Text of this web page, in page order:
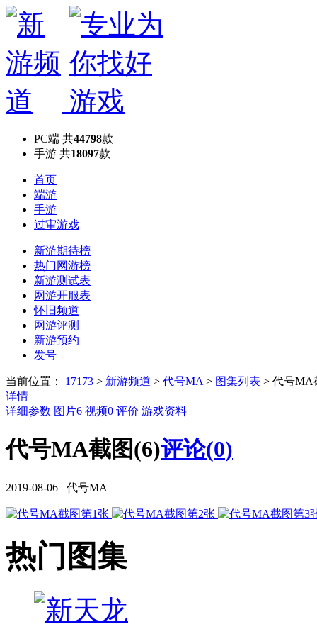
PC端 共44798款
手游 共18097款
首页
端游
手游
过审游戏
新游期待榜
热门网游榜
新游测试表
网游开服表
怀旧频道
网游评测
新游预约
发号
当前位置： 17173 > 新游频道 > 代号MA > 图集列表 > 代号MA
详情
详细参数 图片6 视频0 评价 游戏资料
代号MA截图(6)评论(0)
2019-08-06 代号MA
热门图集